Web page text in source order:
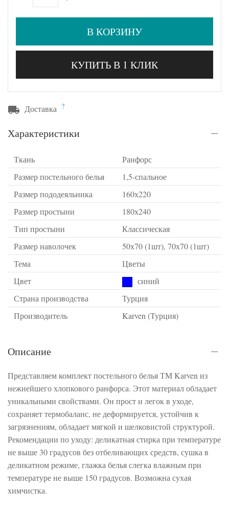
В КОРЗИНУ
КУПИТЬ В 1 КЛИК
Доставка ?
Характеристики
Ткань
Ранфорс
Размер постельного белья
1,5-спальное
Размер пододеяльника
160х220
Размер простыни
180х240
Тип простыни
Классическая
Размер наволочек
50х70 (1шт), 70х70 (1шт)
Тема
Цветы
Цвет
синий
Страна производства
Турция
Производитель
Karven (Турция)
Описание
Представляем комплект постельного белья ТМ Karven из
нежнейшего хлопкового ранфорса. Этот материал обладает
уникальными свойствами. Он прост и легок в уходе,
сохраняет термобаланс, не деформируется, устойчив к
загрязнениям, обладает мягкой и шелковистой структурой.
Рекомендации по уходу: деликатная стирка при температуре
не выше 30 градусов без отбеливающих средств, сушка в
деликатном режиме, глажка белья слегка влажным при
температуре не выше 150 градусов. Возможна сухая
химчистка.